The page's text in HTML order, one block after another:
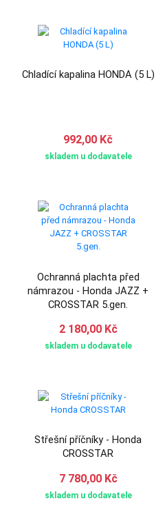
Chladící kapalina HONDA (5 L)
992,00 Kč
skladem u dodavatele
Ochranná plachta před
námrazou - Honda JAZZ +
CROSSTAR 5.gen.
2 180,00 Kč
skladem u dodavatele
Střešní příčníky - Honda
CROSSTAR
7 780,00 Kč
skladem u dodavatele